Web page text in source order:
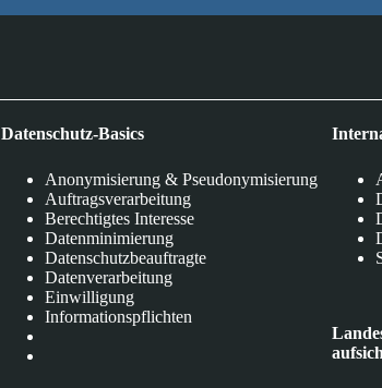
Datenschutz-Basics
Anonymisierung & Pseudonymisierung
Auftragsverarbeitung
Berechtigtes Interesse
Datenminimierung
Datenschutzbeauftragte
Datenverarbeitung
Einwilligung
Informationspflichten